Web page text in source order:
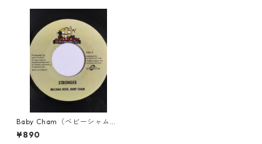
Baby Cham（ベビーシャム）
& Bounty Killer（ボンティキ
ラー）& Michael Rose（マイ
¥890